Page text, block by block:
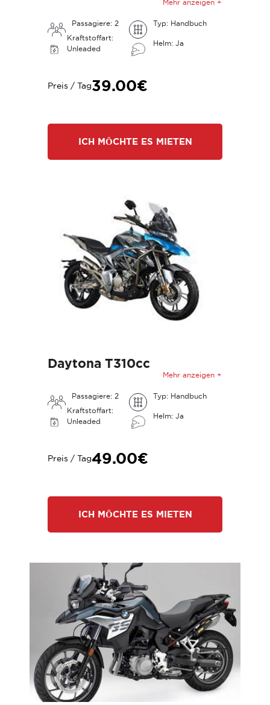
Passagiere: 2
Typ: Handbuch
Kraftstoffart:
Unleaded
Helm: Ja
Mehr anzeigen +
Preis / Tag39.00€
ICH MÖCHTE ES MIETEN
Daytona T310cc
Passagiere: 2
Typ: Handbuch
Kraftstoffart:
Unleaded
Helm: Ja
Mehr anzeigen +
Preis / Tag49.00€
ICH MÖCHTE ES MIETEN